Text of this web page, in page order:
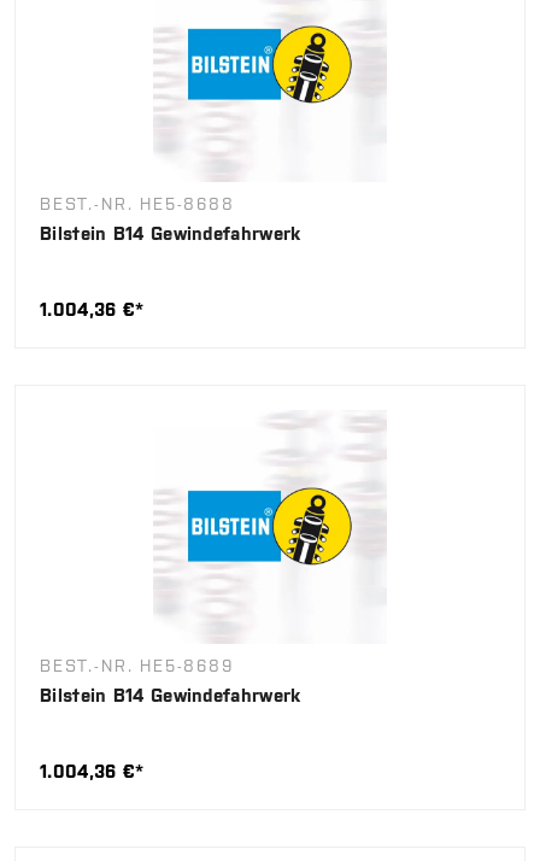
BEST.-NR. HE5-8688
Bilstein B14 Gewindefahrwerk
1.004,36 €*
BEST.-NR. HE5-8689
Bilstein B14 Gewindefahrwerk
1.004,36 €*